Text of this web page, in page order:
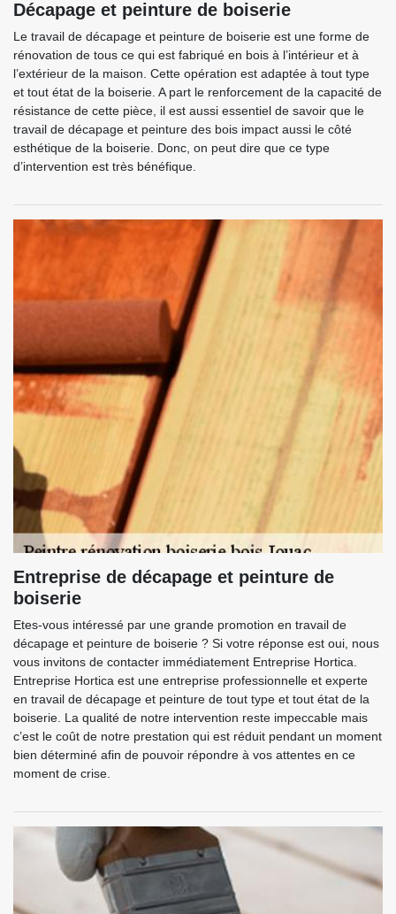
Décapage et peinture de boiserie
Le travail de décapage et peinture de boiserie est une forme de
rénovation de tous ce qui est fabriqué en bois à l’intérieur et à
l’extérieur de la maison. Cette opération est adaptée à tout type
et tout état de la boiserie. A part le renforcement de la capacité de
résistance de cette pièce, il est aussi essentiel de savoir que le
travail de décapage et peinture des bois impact aussi le côté
esthétique de la boiserie. Donc, on peut dire que ce type
d’intervention est très bénéfique.
Entreprise de décapage et peinture de
boiserie
Etes-vous intéressé par une grande promotion en travail de
décapage et peinture de boiserie ? Si votre réponse est oui, nous
vous invitons de contacter immédiatement Entreprise Hortica.
Entreprise Hortica est une entreprise professionnelle et experte
en travail de décapage et peinture de tout type et tout état de la
boiserie. La qualité de notre intervention reste impeccable mais
c’est le coût de notre prestation qui est réduit pendant un moment
bien déterminé afin de pouvoir répondre à vos attentes en ce
moment de crise.